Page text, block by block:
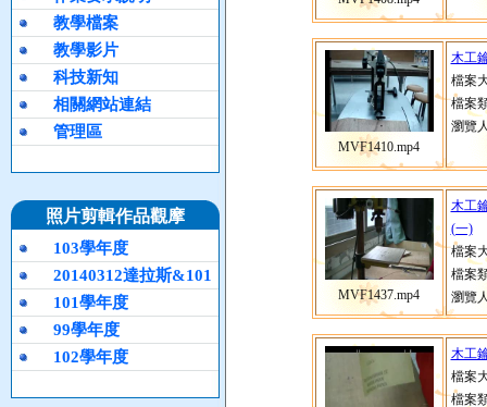
教學檔案
教學影片
科技新知
相關網站連結
管理區
照片剪輯作品觀摩
103學年度
20140312達拉斯&101
101學年度
99學年度
102學年度
MVF1410.mp4
木工
檔案
檔案
瀏覽
MVF1437.mp4
木工
(一)
檔案
檔案
瀏覽
木工
檔案
檔案